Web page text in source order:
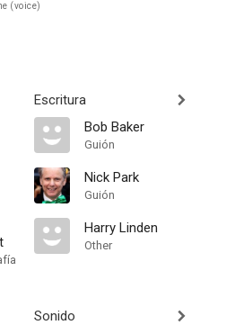
(voice)
Escritura
Bob Baker
Guión
Nick Park
Guión
Harry Linden
Other
Sonido